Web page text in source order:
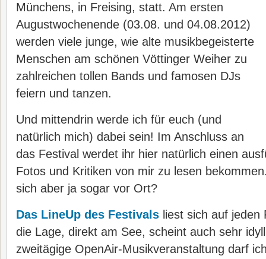
Münchens, in Freising, statt. Am ersten
Augustwochenende (03.08. und 04.08.2012)
werden viele junge, wie alte musikbegeisterte
Menschen am schönen Vöttinger Weiher zu
zahlreichen tollen Bands und famosen DJs
feiern und tanzen.
Und mittendrin werde ich für euch (und
natürlich mich) dabei sein! Im Anschluss an
das Festival werdet ihr hier natürlich einen
Fotos und Kritiken von mir zu lesen
sich aber ja sogar vor Ort?
Das LineUp des Festivals liest sich auf
die Lage, direkt am See, scheint auch sehr
zweitägige OpenAir-Musikveranstaltung darf